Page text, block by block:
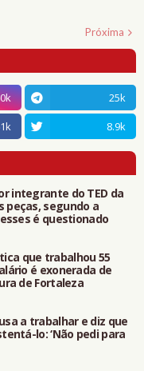
Próxima
25k
8.9k
integrante do TED da
peças, segundo a
é questionado
que trabalhou 55
é exonerada de
de Fortaleza
a trabalhar e diz que
lo: ‘Não pedi para